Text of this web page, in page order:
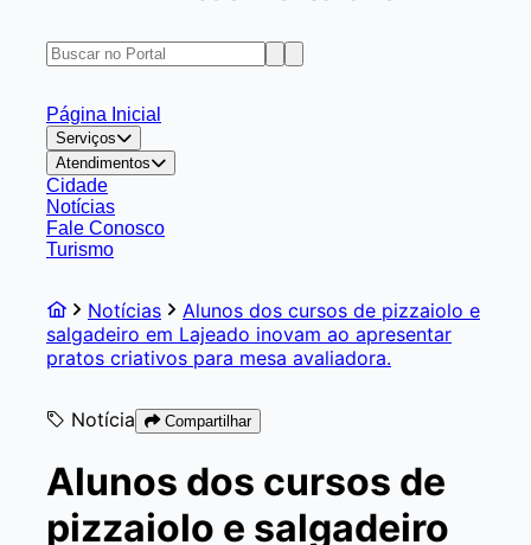
Página Inicial
Serviços
Atendimentos
Cidade
Notícias
Fale Conosco
Turismo
Notícias
Alunos dos cursos de pizzaiolo e
salgadeiro em Lajeado inovam ao apresentar
pratos criativos para mesa avaliadora.
Notícia Compartilhar
Alunos dos cursos de
pizzaiolo e salgadeiro